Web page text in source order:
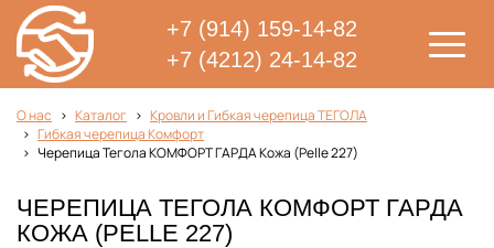
+7 (914) 159-14-82
+7 (4212) 24-14-82
О нас Каталог
Кровли и Гибкая черепица ТЕГОЛА
Гибкая черепица Комфорт
Черепица Тегола КОМФОРТ ГАРДА Кожа (Pelle 227)
ЧЕРЕПИЦА ТЕГОЛА КОМФОРТ ГАРДА
КОЖА (PELLE 227)